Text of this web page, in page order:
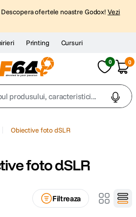
ofertele noastre Godox! Vezi
Printing Cursuri
0 0
caracteristici...
Obiective foto dSLR
foto dSLR
Filtreaza